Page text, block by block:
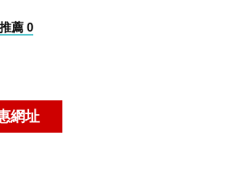
推薦 0